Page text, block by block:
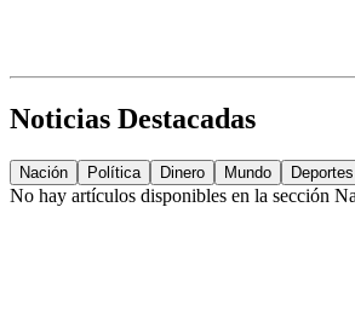
Noticias Destacadas
Nación Política Dinero Mundo Deportes
No hay artículos disponibles en la sección